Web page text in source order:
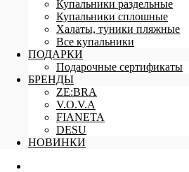
Купальники раздельные
Купальники сплошные
Халаты, туники пляжные
Все купальники
ПОДАРКИ
Подарочные сертификаты
БРЕНДЫ
ZE:BRA
V.O.V.A
FIANETA
DESU
НОВИНКИ